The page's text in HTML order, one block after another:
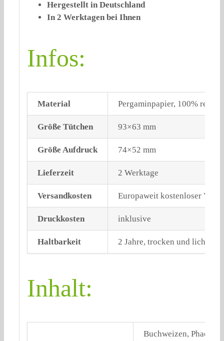
Hergestellt in Deutschland
In 2 Werktagen bei Ihnen
Infos:
Material Pergaminpapier, 100%
Größe Tütchen 93×63 mm
Größe Aufdruck 74×52 mm
Lieferzeit 2 Werktage
Versandkosten Europaweit kostenloser
Druckkosten inklusive
Haltbarkeit 2 Jahre, trocken und
Inhalt:
Buchweizen,